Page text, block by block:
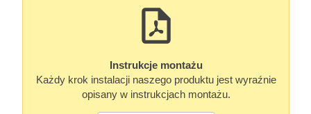
Instrukcje montażu
Każdy krok instalacji naszego produktu jest wyraźnie
opisany w instrukcjach montażu.